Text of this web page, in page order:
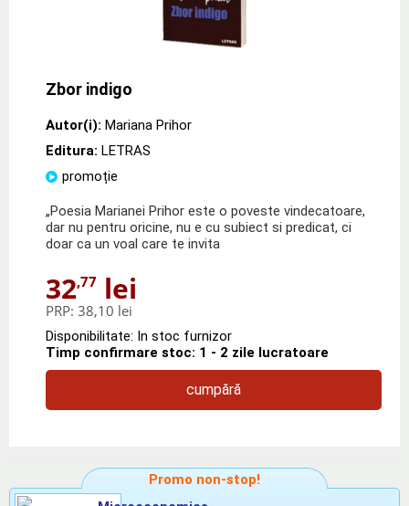
Zbor indigo
Autor(i): Mariana Prihor
Editura: LETRAS
promoție
„Poesia Marianei Prihor este o poveste vindecatoare,
dar nu pentru oricine, nu e cu subiect si predicat, ci
doar ca un voal care te invita
32,77 lei
PRP: 38,10 lei
Disponibilitate: In stoc furnizor
Timp confirmare stoc: 1 - 2 zile lucratoare
cumpără
Promo non-stop!